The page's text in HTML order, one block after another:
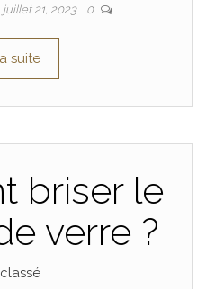
juillet 21, 2023 0
suite
briser le
verre ?